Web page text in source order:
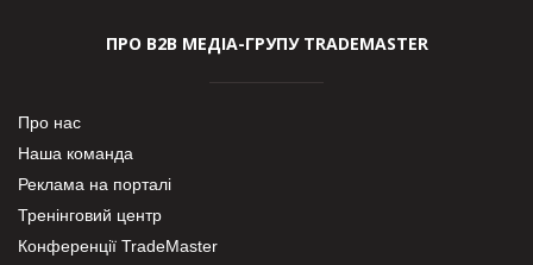
ПРО В2В МЕДІА-ГРУПУ TRADEMASTER
Про нас
Наша команда
Реклама на порталі
Тренінговий центр
Конференції TradeMaster